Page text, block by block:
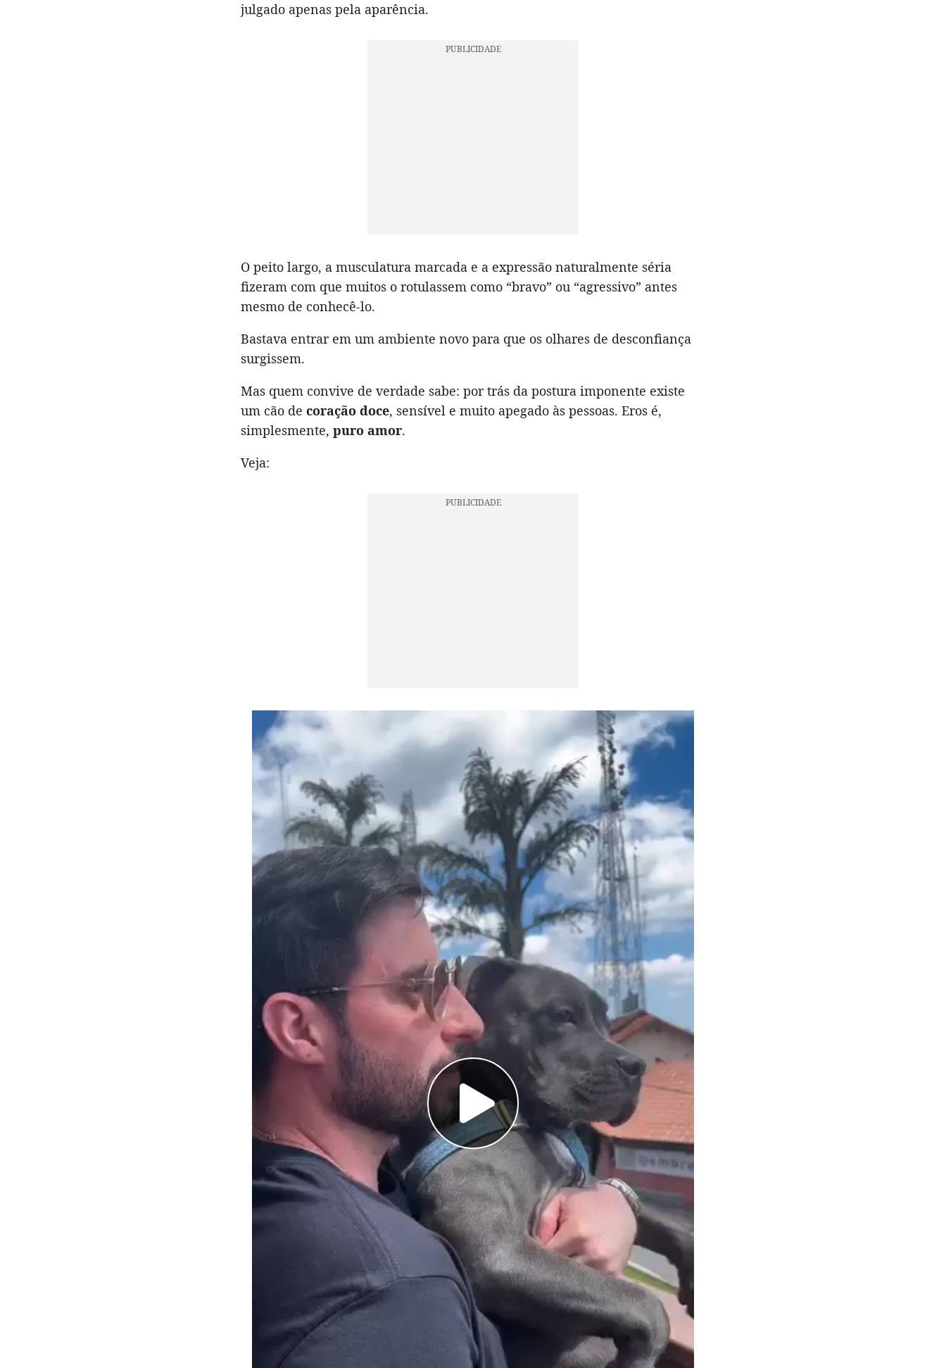
julgado apenas pela aparência.
O peito largo, a musculatura marcada e a expressão naturalmente séria
fizeram com que muitos o rotulassem como “bravo” ou “agressivo” antes
mesmo de conhecê-lo.
Bastava entrar em um ambiente novo para que os olhares de desconfiança
surgissem.
Mas quem convive de verdade sabe: por trás da postura imponente existe
um cão de coração doce, sensível e muito apegado às pessoas. Eros é,
simplesmente, puro amor.
Veja: